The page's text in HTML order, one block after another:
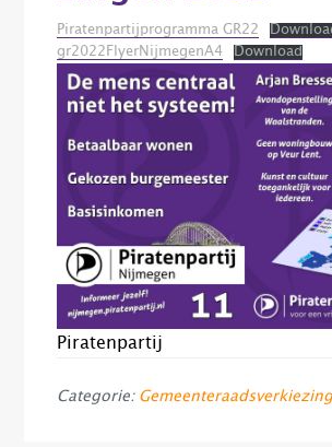
Piratenpartijprogramma GR22
gr2022FlyerNijmegenA4
Download
Piratenpartij
Categorie: